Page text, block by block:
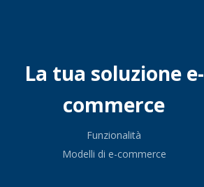
La tua soluzione e-
commerce
Funzionalità
Modelli di e-commerce